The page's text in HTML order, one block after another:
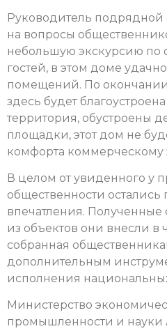
Руководитель подрядной
на вопросы
небольшую экскурсию по
гостей, в этом доме
помещений. По окончании
здесь будет
территория, обустроены
площадки, этот дом не
комфорта
В целом от увиденного у
общественности
впечатления.
из объектов они внесли
собранная
дополнительным
исполнения
Министерство
промышленности и науки